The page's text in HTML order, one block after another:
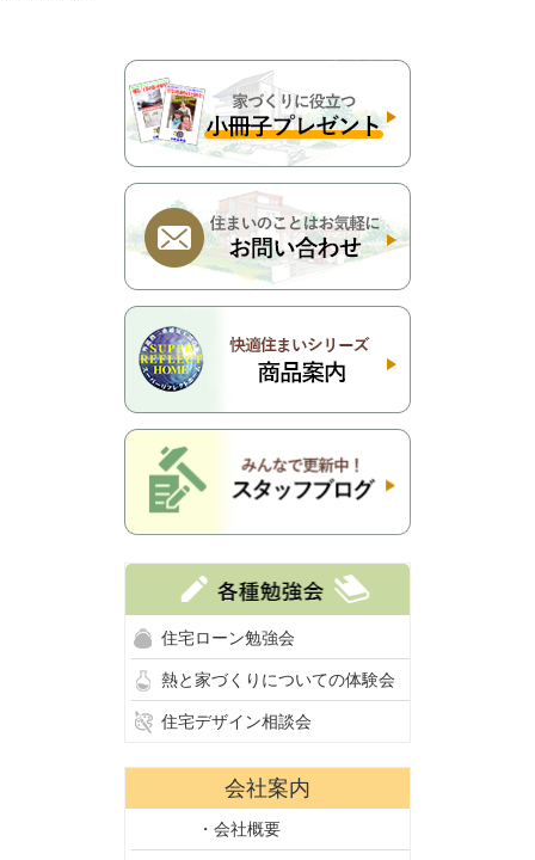
住宅ローン勉強会
熱と家づくりについての体験会
住宅デザイン相談会
会社案内
・会社概要